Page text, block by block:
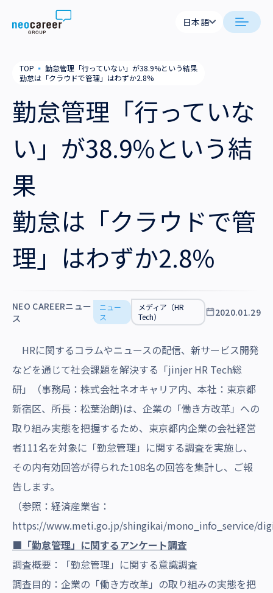
Skip to content
私たちの考え方
就労支援
業務支援
会社概要
役員一覧
拠点一覧
グループ会社
サステナビリティ
採用情報
日本語
TOP ▪ 勤怠管理「行っていない」が38.9%という結果
勤怠は「クラウドで管理」はわずか2.8%
勤怠管理「行っていな
い」が38.9%という結
果
勤怠は「クラウドで管
理」はわずか2.8%
NEO CAREERニュー
ス
ニュー
ス
メディア（HR
Tech）
2020.01.29
HRに関するコラムやニュースの配信、新サービス開発
などを通じて社会課題を解決する「jinjer HR Tech総
研」（事務局：株式会社ネオキャリア内、本社：東京都
新宿区、所長：松葉治朗)は、企業の「働き方改革」 への
取り組み実態を把握するため、東京都内企業の会社経営
者111名を対象に「勤怠管理」に関する調査を実施し、
その内有効回答が得られた108名の回答を集計し、ご報
告します。
（参照：経済産業省：
https://www.meti.go.jp/shingikai/mono_info_service/
■「勤怠管理」に関するアンケート調査
調査概要：「勤怠管理」に関する意識調査
調査目的：企業の「働き方改革」 の取り組みの実態を把